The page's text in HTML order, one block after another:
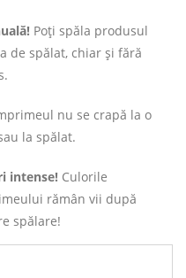
Poți spăla produsul
de spălat, chiar și fără
nu se crapă la o
la spălat.
intense! Culorile
rămân vii după
spălare!